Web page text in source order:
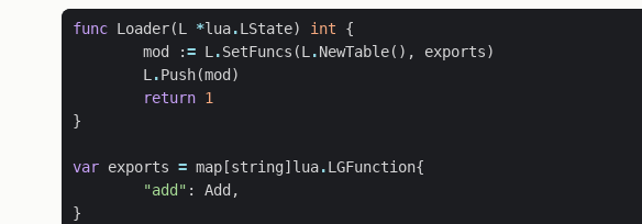
func Loader(L *lua.LState) int
{
mod
:= L .SetFuncs (L .NewTable(), exports)
L .Push(mod )
return 1
}
var exports = map [string] lua.LGFunction{
"add" : Add ,
}